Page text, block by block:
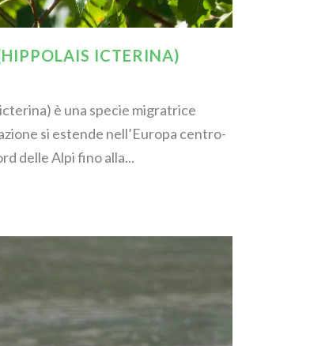
ICTERINA)
è una specie migratrice
si estende nell’Europa centro-
delle Alpi fino alla...